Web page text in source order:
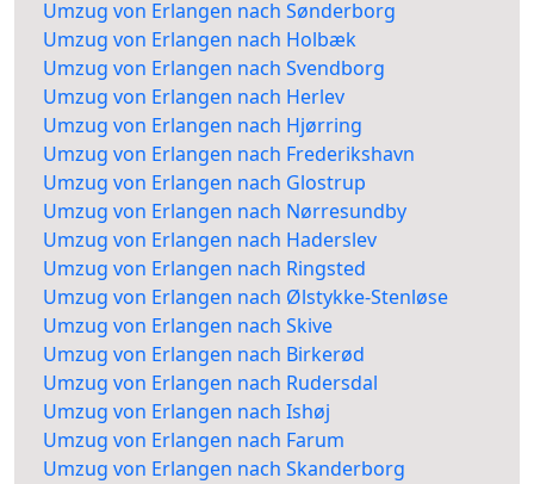
Umzug von Erlangen nach Sønderborg
Umzug von Erlangen nach Holbæk
Umzug von Erlangen nach Svendborg
Umzug von Erlangen nach Herlev
Umzug von Erlangen nach Hjørring
Umzug von Erlangen nach Frederikshavn
Umzug von Erlangen nach Glostrup
Umzug von Erlangen nach Nørresundby
Umzug von Erlangen nach Haderslev
Umzug von Erlangen nach Ringsted
Umzug von Erlangen nach Ølstykke-Stenløse
Umzug von Erlangen nach Skive
Umzug von Erlangen nach Birkerød
Umzug von Erlangen nach Rudersdal
Umzug von Erlangen nach Ishøj
Umzug von Erlangen nach Farum
Umzug von Erlangen nach Skanderborg